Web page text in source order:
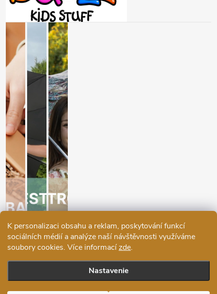
K personalizaci obsahu a reklam, poskytování funkcí
sociálních médií a analýze naší návštěvnosti využíváme
soubory cookies. Více informacízde.
Nastavenie
Copyright 2026Ráj deštníků. Všetky práva vyhradené.Upraviť